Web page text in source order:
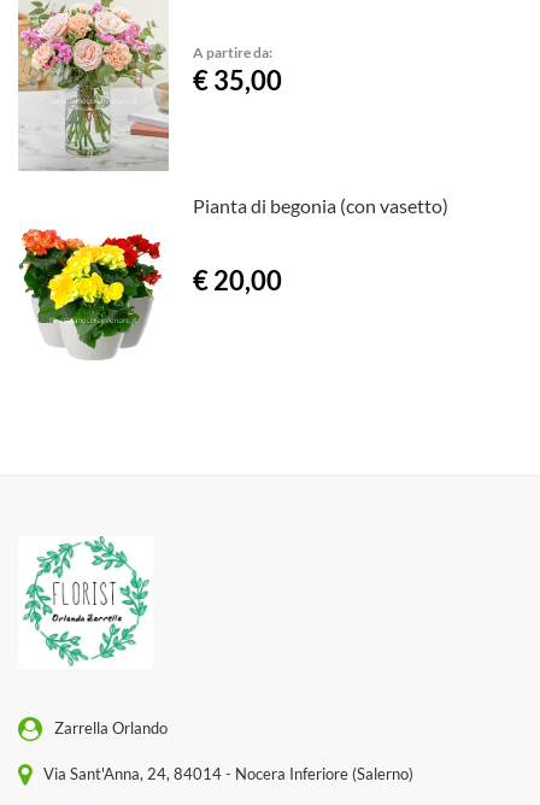
A partire da:
€ 35,00
Pianta di begonia (con vasetto)
€ 20,00
Zarrella Orlando
Via Sant'Anna, 24, 84014 - Nocera Inferiore (Salerno)